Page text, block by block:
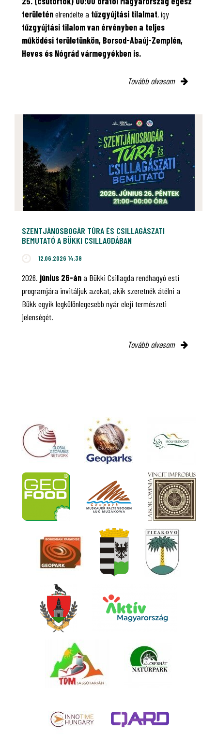
területénelrendelte a tűzgyújtási tilalmat, így
tűzgyújtási tilalom van érvényben a teljes
működési területünkön, Borsod-Abaúj-Zemplén,
Heves és Nógrád vármegyékben is.
Tovább olvasom
SZENTJÁNOSBOGÁR TÚRA ÉS CSILLAGÁSZATI
BEMUTATÓ A BÜKKI CSILLAGDÁBAN
12.06.2026 14:39
2026. június 26-ána Bükki Csillagda rendhagyó esti
programjára invitáljuk azokat, akik szeretnék átélni a
Bükk egyik legkülönlegesebb nyár eleji természeti
jelenségét.
Tovább olvasom